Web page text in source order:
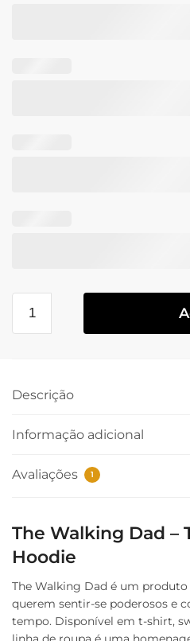
Descrição
Informação adicional
Avaliações 1
The Walking Dad –
Hoodie
The Walking Dad é um produto
querem sentir-se poderosos e
tempo. Disponível em t-shirt,